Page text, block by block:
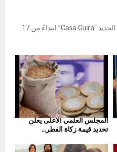
ينطلق الفيلم السينمائي المغربي الجديد “Casa Guira” ابتداءً من 17
المجلس العلمي الأعلى يعلن
تحديد قيمة زكاة الفطر...